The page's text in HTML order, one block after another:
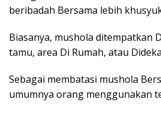
beribadah Bersama lebih
Biasanya, mushola ditempatkan
tamu, area Di Rumah, atau
Sebagai membatasi mushola
umumnya orang menggunakan